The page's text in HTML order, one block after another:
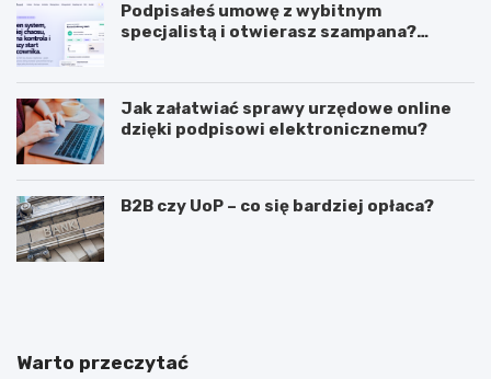
Podpisałeś umowę z wybitnym
specjalistą i otwierasz szampana?
Jak załatwiać sprawy urzędowe online
dzięki podpisowi elektronicznemu?
B2B czy UoP – co się bardziej opłaca?
J
g
J
c
Warto przeczytać